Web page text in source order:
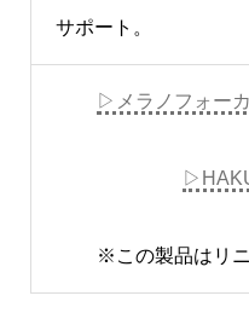
サポート。
▷メラノフォー
※この製品はリ